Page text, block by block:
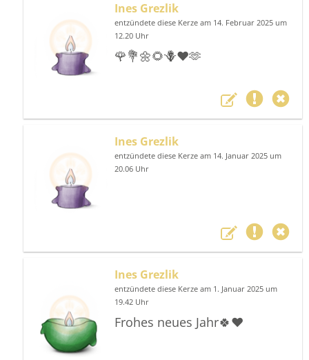
Ines Grezlik
entzündete diese Kerze am 14. Februar 2025 um
12.20 Uhr
🌹💐🌼🌻🪻❤️🫶
Ines Grezlik
entzündete diese Kerze am 14. Januar 2025 um
20.06 Uhr
Ines Grezlik
entzündete diese Kerze am 1. Januar 2025 um
19.42 Uhr
Frohes neues Jahr🍀❤️